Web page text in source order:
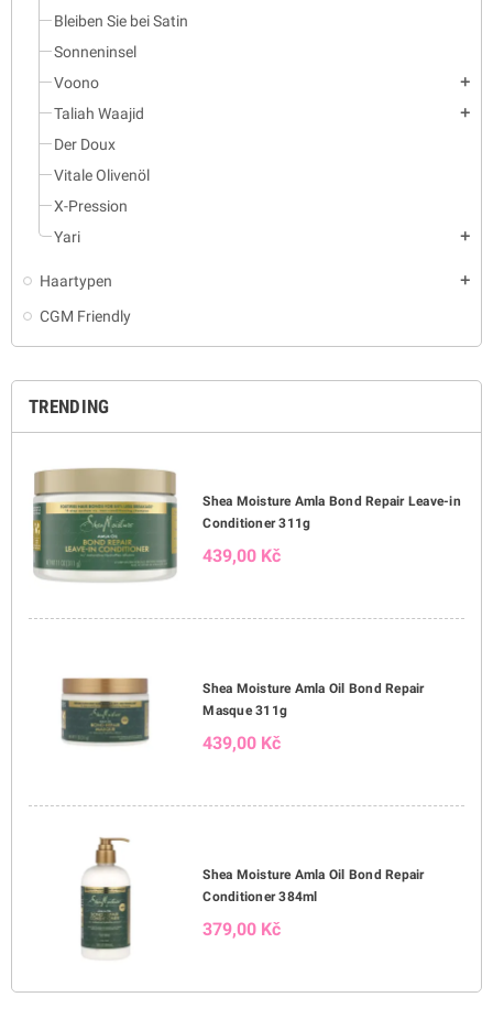
Bleiben Sie bei Satin
Sonneninsel
Voono
add
Taliah Waajid add
Der Doux
Vitale Olivenöl
X-Pression
Yari
add
Haartypen add
CGM Friendly
TRENDING
Shea Moisture Amla Bond Repair Leave-in
Conditioner 311g
439,00 Kč
Shea Moisture Amla Oil Bond Repair
Masque 311g
439,00 Kč
Shea Moisture Amla Oil Bond Repair
Conditioner 384ml
379,00 Kč